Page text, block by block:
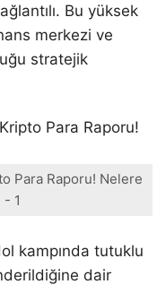
Bu yüksek
merkezi ve
stratejik
Para Raporu! Nelere
- 1
kampında tutuklu
dair